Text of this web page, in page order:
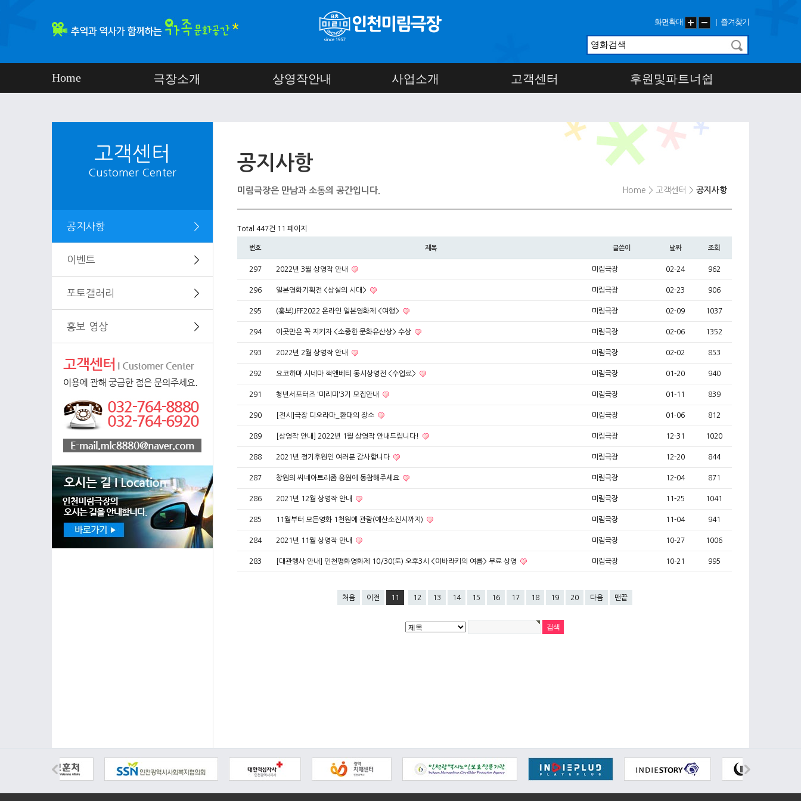
화면확대 즐겨찾기
Home 극장소개 상영작안내 사업소개 고객센터 후원및파트너쉽
고객센터
Customer Center
공지사항 ＞
이벤트 ＞
포토갤러리 ＞
홍보 영상 ＞
공지사항
미림극장은 만남과 소통의 공간입니다. Home > 고객센터 > 공지사항
Total 447건 11 페이지
번호 제목 글쓴이 날짜 조회
297 2022년 3월 상영작 안내 미림극장 02-24 962
296 일본영화기획전 <상실의 시대> 미림극장 02-23 906
295 (홍보)JFF2022 온라인 일본영화제 <여행> 미림극장 02-09 1037
294 이곳만은 꼭 지키자 <소중한 문화유산상> 수상 미림극장 02-06 1352
293 2022년 2월 상영작 안내 미림극장 02-02 853
292 요코하마 시네마 잭앤베티 동시상영전 <수업료> 미림극장 01-20 940
291 청년서포터즈 '미리미'3기 모집안내 미림극장 01-11 839
290 [전시]극장 디오라마_환대의 장소 미림극장 01-06 812
289 [상영작 안내] 2022년 1월 상영작 안내드립니다! 미림극장 12-31 1020
288 2021년 정기후원인 여러분 감사합니다 미림극장 12-20 844
287 창원의 씨네아트리좀 응원에 동참해주세요 미림극장 12-04 871
286 2021년 12월 상영작 안내 미림극장 11-25 1041
285 11월부터 모든영화 1천원에 관람(예산소진시까지) 미림극장 11-04 941
284 2021년 11월 상영작 안내 미림극장 10-27 1006
283 [대관행사 안내] 인천평화영화제 10/30(토) 오후3시 <이바라키의 여름> 무료 상영 미림극장 10-21 995
처음 이전 11 12 13 14 15 16 17 18 19 20 다음 맨끝